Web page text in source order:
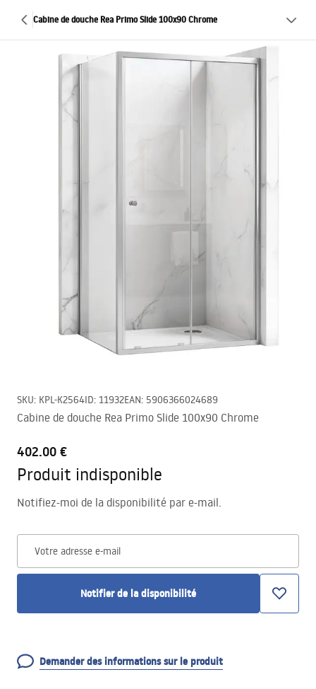
Cabine de douche Rea Primo Slide 100x90 Chrome
SKU: KPL-K2564ID: 11932EAN: 5906366024689
Cabine de douche Rea Primo Slide 100x90 Chrome
402.00 €
Produit indisponible
Notifiez-moi de la disponibilité par e-mail.
Votre adresse e-mail
Notifier de la disponibilité
Demander des informations sur le produit